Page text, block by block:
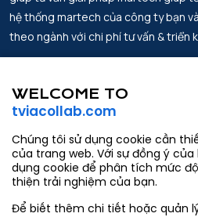
hệ thống martech của công ty bạn
theo ngành với chi phí tư vấn & triển
Đối tác
Liên hệ
Email.
Số điện
WELCOME TO
tviacollab.com
Chúng tôi sử dụng cookie cần
của trang web. Với sự đồng ý
dụng cookie để phân tích mức
thiện trải nghiệm của bạn.
Để biết thêm chi tiết hoặc quản